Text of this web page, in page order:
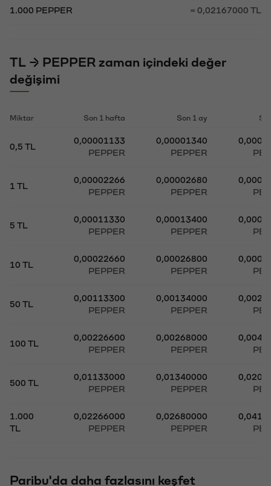
1.000 PEPPER = 0,02167000 TL
TL → PEPPER zaman içindeki değer
değişimi
Miktar Son 1 hafta Son 1 ay
0,5 TL
0,00001133
PEPPER
0,00001340
PEPPER
1 TL
0,00002266
PEPPER
0,00002680
PEPPER
5 TL
0,00011330
PEPPER
0,00013400
PEPPER
10 TL
0,00022660
PEPPER
0,00026800
PEPPER
50 TL
0,00113300
PEPPER
0,00134000
PEPPER
100 TL
0,00226600
PEPPER
0,00268000
PEPPER
500 TL
0,01133000
PEPPER
0,01340000
PEPPER
1.000
TL
0,02266000
PEPPER
0,02680000
PEPPER
Paribu'da daha fazlasını keşfet